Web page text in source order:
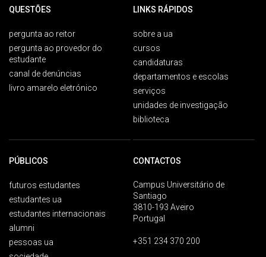
QUESTÕES
pergunta ao reitor
pergunta ao provedor do
estudante
canal de denúncias
livro amarelo eletrónico
LINKS RÁPIDOS
sobre a ua
cursos
candidaturas
departamentos e escolas
serviços
unidades de investigação
biblioteca
PÚBLICOS
futuros estudantes
estudantes ua
estudantes internacionais
alumni
pessoas ua
CONTACTOS
Campus Universitário de
Santiago
3810-193 Aveiro
Portugal
+351 234 370 200